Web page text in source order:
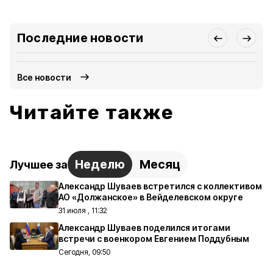
Последние новости
Все новости
Читайте также
Лучшее за Неделю Месяц
Александр Шуваев встретился с коллективом
АО «Должанское» в Вейделевском округе
31 июля , 11:32
Александр Шуваев поделился итогами
встречи с военкором Евгением Поддубным
Сегодня, 09:50